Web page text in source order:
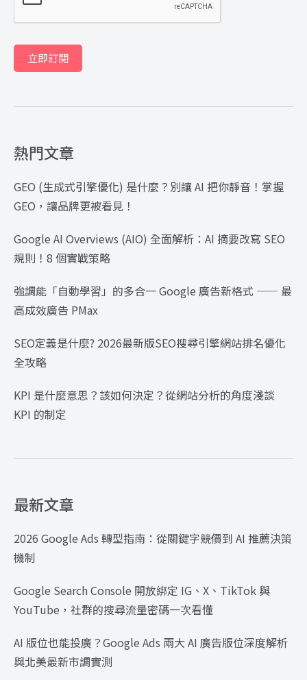
立即訂閱
熱門文章
GEO (生成式引擎優化) 是什麼？別讓 AI 把你靜音！掌握
GEO，讓品牌更被看見！
Google AI Overviews (AIO) 全面解析：AI 摘要改寫 SEO
規則！8 個實戰策略
強調能「自動學習」的多合一 Google 廣告新格式 —— 最
高成效廣告 PMax
SEO定義是什麼? 2026最新版SEO搜尋引擎網站排名優化
全攻略
KPI 是什麼意思？該如何決定？從網站分析的角度淺談
KPI 的制定
最新文章
2026 Google Ads 轉型指南：從關鍵字競價到 AI 推薦決策
機制
Google Search Console 開放綁定 IG、X、TikTok 與
YouTube，社群的搜尋流量密碼一次看懂
AI 版位也能投廣？Google Ads 兩大 AI 廣告版位深度解析
與北美最新市調實測